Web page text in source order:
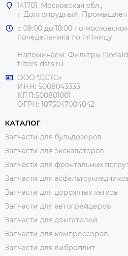
141701, Московская обл.,
г. Долгопрудный,
с 09:00 до 18:00 по
понедельника по пятницу
Напоминаем: Фильтры
filters-dsts.ru
ООО “ДСТС»
ИНН: 5008043333
КПП:500801001
ОГРН: 1075047004042
КАТАЛОГ
Запчасти для бульдозеров
Запчасти для экскаваторов
Запчасти для фронтальных
Запчасти для
Запчасти для дорожных катков
Запчасти для автогрейдеров
Запчасти для двигателей
Запчасти для компрессоров
Запчасти для виброплит